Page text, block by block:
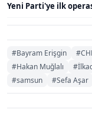
Yeni Parti'ye ilk
#Bayram Erişgin
#Hakan Muğlalı
#samsun
#Sefa Aşar